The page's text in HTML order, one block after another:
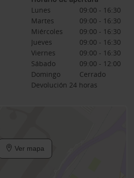
Lunes
09:00 - 16:30
Martes
09:00 - 16:30
Miércoles
09:00 - 16:30
Jueves
09:00 - 16:30
Viernes
09:00 - 16:30
Sábado
09:00 - 12:00
Domingo
Cerrado
Devolución 24 horas
Ver mapa